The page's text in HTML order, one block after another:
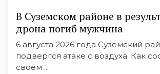
В Суземском районе в
дрона погиб мужчина
6 августа 2026 года Суземский
подвергся атаке с воздуха. Как
своем ...